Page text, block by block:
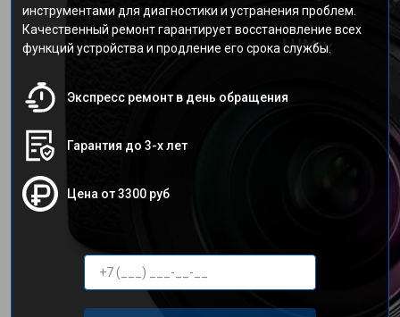
инструментами для диагностики и устранения проблем.
Качественный ремонт гарантирует восстановление всех
функций устройства и продление его срока службы.
Экспресс ремонт в день обращения
Гарантия до 3-х лет
Цена от 3300 руб